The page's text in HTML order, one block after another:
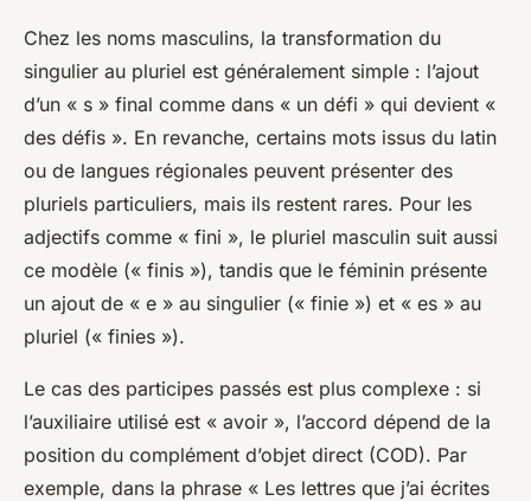
Chez les noms masculins, la transformation du
singulier au pluriel est généralement simple : l’ajout
d’un « s » final comme dans « un défi » qui devient «
des défis ». En revanche, certains mots issus du latin
ou de langues régionales peuvent présenter des
pluriels particuliers, mais ils restent rares. Pour les
adjectifs comme « fini », le pluriel masculin suit aussi
ce modèle (« finis »), tandis que le féminin présente
un ajout de « e » au singulier (« finie ») et « es » au
pluriel (« finies »).
Le cas des participes passés est plus complexe : si
l’auxiliaire utilisé est « avoir », l’accord dépend de la
position du complément d’objet direct (COD). Par
exemple, dans la phrase « Les lettres que j’ai écrites